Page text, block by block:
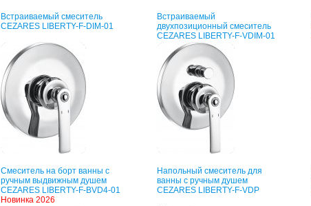
Встраиваемый смеситель
CEZARES LIBERTY-F-DIM-01
Встраиваемый
двухпозиционный смеситель
CEZARES LIBERTY-F-VDIM-01
Смеситель на борт ванны с
ручным выдвижным душем
CEZARES LIBERTY-F-BVD4-01
Новинка 2026
Напольный смеситель для
ванны с ручным душем
CEZARES LIBERTY-F-VDP